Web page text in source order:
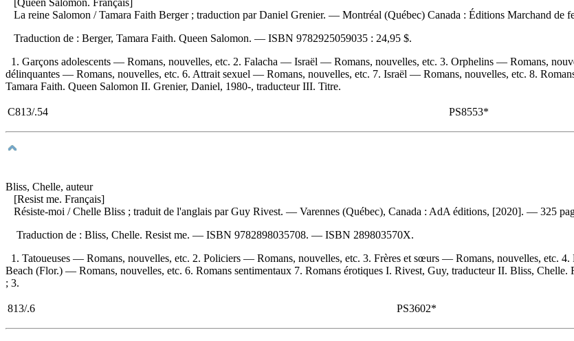
La reine Salomon / Tamara Faith Berger ; traduction par Daniel Grenier. — Montréal (Québec) Canada : Éditions Marchand de
Traduction de : Berger, Tamara Faith. Queen Salomon. — ISBN 9782925059035 : 24,95 $.
1. Garçons adolescents — Romans, nouvelles, etc. 2. Falacha — Israël — Romans, nouvelles, etc. 3. Orphelins — Romans,
délinquantes — Romans, nouvelles, etc. 6. Attrait sexuel — Romans, nouvelles, etc. 7. Israël — Romans, nouvelles, etc. 8.
Tamara Faith. Queen Salomon II. Grenier, Daniel, 1980-, traducteur III. Titre.
C813/.54 PS8553*
Bliss, Chelle, auteur
[Resist me. Français]
Résiste-moi / Chelle Bliss ; traduit de l'anglais par Guy Rivest. — Varennes (Québec), Canada : AdA éditions, [2020]. — 325
Traduction de : Bliss, Chelle. Resist me. — ISBN 9782898035708. — ISBN 289803570X.
1. Tatoueuses — Romans, nouvelles, etc. 2. Policiers — Romans, nouvelles, etc. 3. Frères et sœurs — Romans, nouvelles, etc.
Beach (Flor.) — Romans, nouvelles, etc. 6. Romans sentimentaux 7. Romans érotiques I. Rivest, Guy, traducteur II. Bliss,
; 3.
813/.6 PS3602*